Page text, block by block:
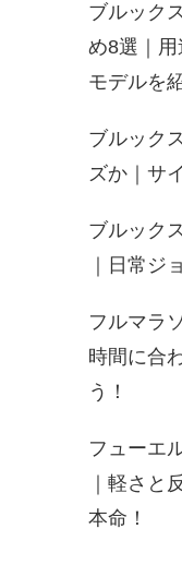
ブルック
め8選｜
モデルを
ブルック
ズか｜サ
ブルック
｜日常ジ
フルマラ
時間に合
う！
フューエ
｜軽さと
本命！